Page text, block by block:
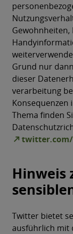
Grund nur
dieser
verarbeitung
Konsequenzen
Thema finden
Hinweis
Twitter bietet
ausführlich mit